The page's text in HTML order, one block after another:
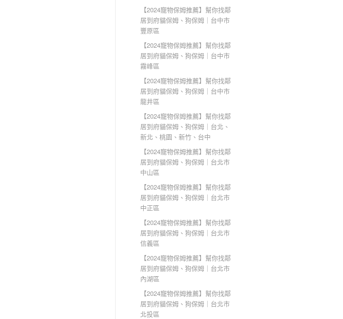
【2024寵物保姆推薦】幫你找鄰
居到府貓保姆、狗保姆｜台中市
豐原區
【2024寵物保姆推薦】幫你找鄰
居到府貓保姆、狗保姆｜台中市
霧峰區
【2024寵物保姆推薦】幫你找鄰
居到府貓保姆、狗保姆｜台中市
龍井區
【2024寵物保姆推薦】幫你找鄰
居到府貓保姆、狗保姆｜台北、
新北、桃園、新竹、台中
【2024寵物保姆推薦】幫你找鄰
居到府貓保姆、狗保姆｜台北市
中山區
【2024寵物保姆推薦】幫你找鄰
居到府貓保姆、狗保姆｜台北市
中正區
【2024寵物保姆推薦】幫你找鄰
居到府貓保姆、狗保姆｜台北市
信義區
【2024寵物保姆推薦】幫你找鄰
居到府貓保姆、狗保姆｜台北市
內湖區
【2024寵物保姆推薦】幫你找鄰
居到府貓保姆、狗保姆｜台北市
北投區